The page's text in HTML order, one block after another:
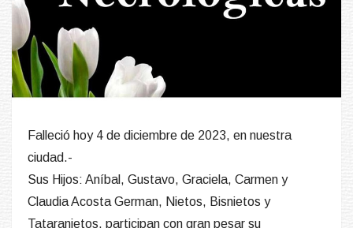
Falleció hoy 4 de diciembre de 2023, en nuestra
ciudad.-
Sus Hijos: Aníbal, Gustavo, Graciela, Carmen y
Claudia Acosta German, Nietos, Bisnietos y
Tataranietos, participan con gran pesar su